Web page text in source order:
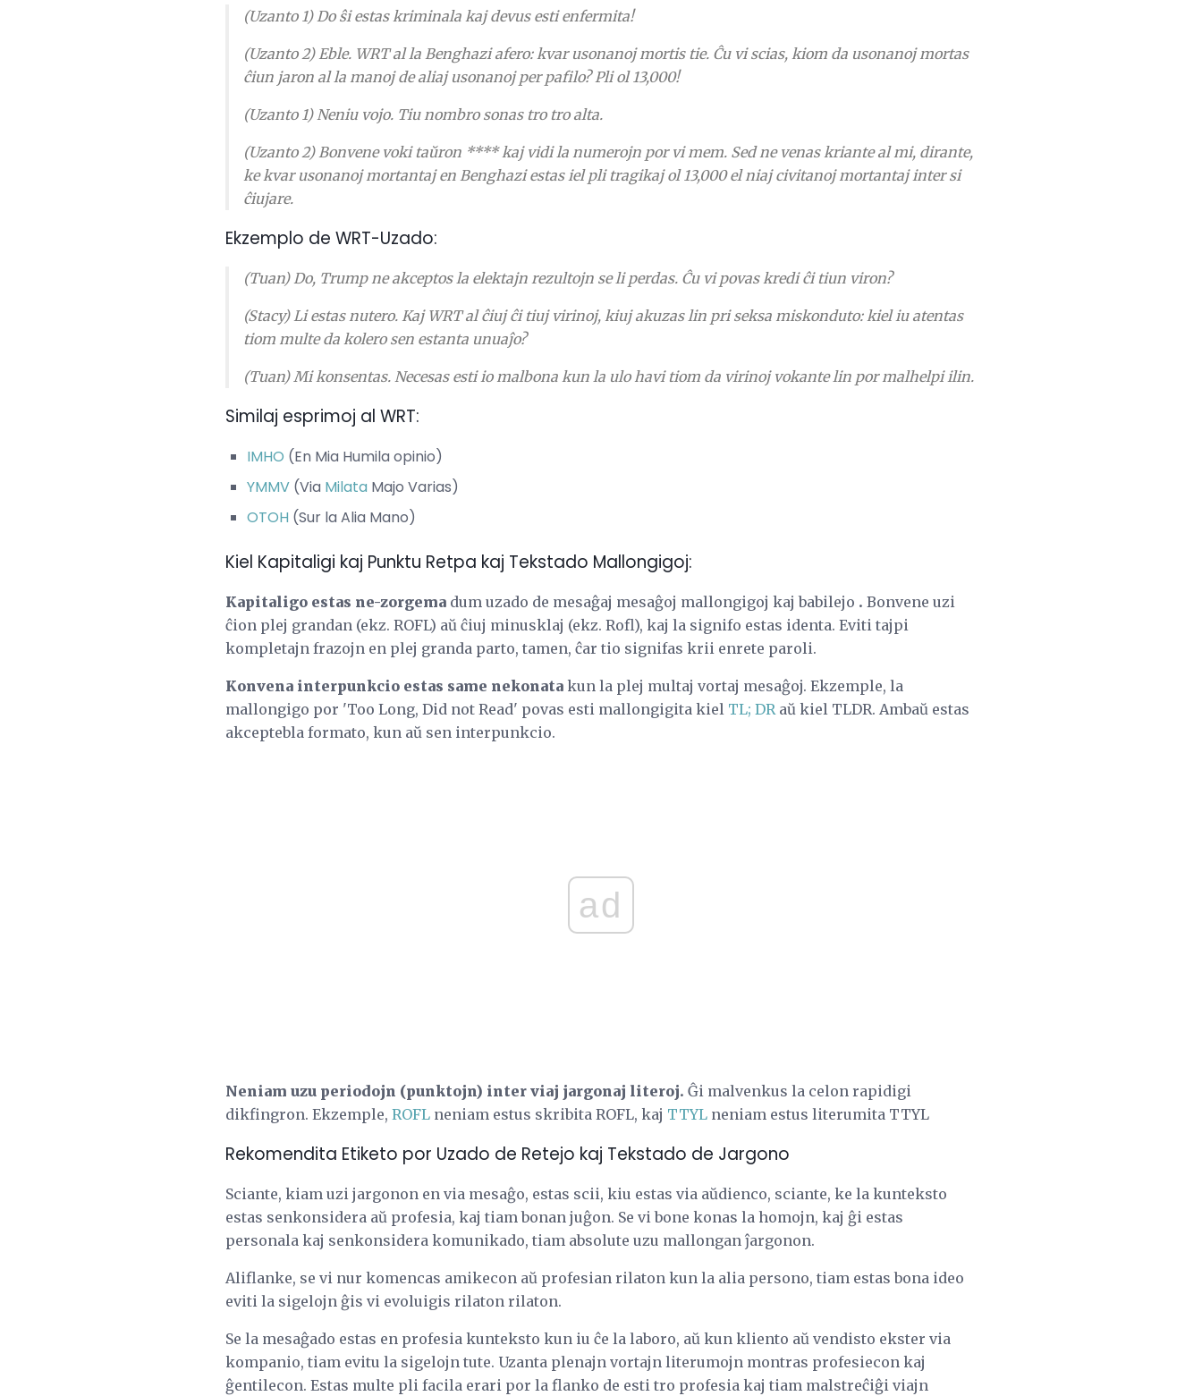
(Uzanto 1) Do ŝi estas kriminala kaj devus esti enfermita!
(Uzanto 2) Eble. WRT al la Benghazi afero: kvar usonanoj mortis tie. Ĉu vi scias, kiom da usonanoj mortas
ĉiun jaron al la manoj de aliaj usonanoj per pafilo? Pli ol 13,000!
(Uzanto 1) Neniu vojo. Tiu nombro sonas tro tro alta.
(Uzanto 2) Bonvene voki taŭron **** kaj vidi la numerojn por vi mem. Sed ne venas kriante al mi, dirante,
ke kvar usonanoj mortantaj en Benghazi estas iel pli tragikaj ol 13,000 el niaj civitanoj mortantaj inter si
ĉiujare.
Ekzemplo de WRT-Uzado:
(Tuan) Do, Trump ne akceptos la elektajn rezultojn se li perdas. Ĉu vi povas kredi ĉi tiun viron?
(Stacy) Li estas nutero. Kaj WRT al ĉiuj ĉi tiuj virinoj, kiuj akuzas lin pri seksa miskonduto: kiel iu atentas
tiom multe da kolero sen estanta unuaĵo?
(Tuan) Mi konsentas. Necesas esti io malbona kun la ulo havi tiom da virinoj vokante lin por malhelpi ilin.
Similaj esprimoj al WRT:
IMHO (En Mia Humila opinio)
YMMV (Via Milata Majo Varias)
OTOH (Sur la Alia Mano)
Kiel Kapitaligi kaj Punktu Retpa kaj Tekstado Mallongigoj:
Kapitaligo estas ne-zorgema dum uzado de mesaĝaj mesaĝoj mallongigoj kaj babilejo . Bonvene uzi
ĉion plej grandan (ekz. ROFL) aŭ ĉiuj minusklaj (ekz. Rofl), kaj la signifo estas identa. Eviti tajpi
kompletajn frazojn en plej granda parto, tamen, ĉar tio signifas krii enrete paroli.
Konvena interpunkcio estas same nekonata kun la plej multaj vortaj mesaĝoj. Ekzemple, la
mallongigo por 'Too Long, Did not Read' povas esti mallongigita kiel TL; DRaŭ kiel TLDR. Ambaŭ estas
akceptebla formato, kun aŭ sen interpunkcio.
ad
Neniam uzu periodojn (punktojn) inter viaj jargonaj literoj. Ĝi malvenkus la celon rapidigi
dikfingron. Ekzemple, ROFL neniam estus skribita ROFL, kaj TTYL neniam estus literumita TTYL
Rekomendita Etiketo por Uzado de Retejo kaj Tekstado de Jargono
Sciante, kiam uzi jargonon en via mesaĝo, estas scii, kiu estas via aŭdienco, sciante, ke la kunteksto
estas senkonsidera aŭ profesia, kaj tiam bonan juĝon. Se vi bone konas la homojn, kaj ĝi estas
personala kaj senkonsidera komunikado, tiam absolute uzu mallongan ĵargonon.
Aliflanke, se vi nur komencas amikecon aŭ profesian rilaton kun la alia persono, tiam estas bona ideo
eviti la sigelojn ĝis vi evoluigis rilaton rilaton.
Se la mesaĝado estas en profesia kunteksto kun iu ĉe la laboro, aŭ kun kliento aŭ vendisto ekster via
kompanio, tiam evitu la sigelojn tute. Uzanta plenajn vortajn literumojn montras profesiecon kaj
ĝentilecon. Estas multe pli facila erari por la flanko de esti tro profesia kaj tiam malstreĉiĝi viajn